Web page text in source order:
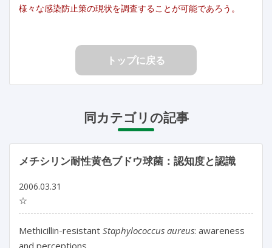
様々な感染防止策の現状を調査することが可能であろう。
トップに戻る
同カテゴリの記事
メチシリン耐性黄色ブドウ球菌：認知度と認識
2006.03.31
☆
Methicillin-resistant Staphylococcus aureus: awareness
and perceptions